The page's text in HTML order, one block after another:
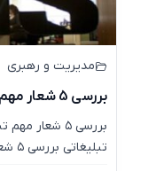
مدیریت و رهبری
بررسی 5 شعار مهم تبلیغاتی ایران و جهان
تبلیغاتی بررسی ۵ شعار ...